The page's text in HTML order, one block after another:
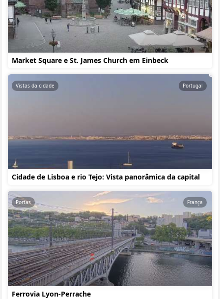
Market Square e St. James Church em Einbeck
Cidade de Lisboa e rio Tejo: Vista panorâmica da capital
Vistas da cidade Portugal
Ferrovia Lyon-Perrache
Portas França